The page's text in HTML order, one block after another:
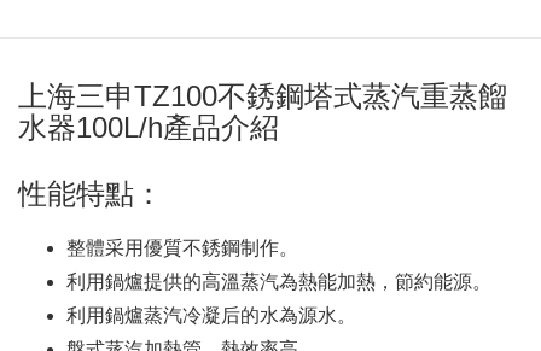
上海三申TZ100不銹鋼塔式蒸汽重蒸餾
水器100L/h產品介紹
性能特點：
整體采用優質不銹鋼制作。
利用鍋爐提供的高溫蒸汽為熱能加熱，節約能源。
利用鍋爐蒸汽冷凝后的水為源水。